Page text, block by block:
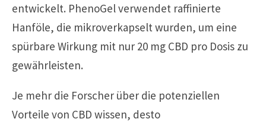
entwickelt. PhenoGel verwendet raffinierte
Hanföle, die mikroverkapselt wurden, um eine
spürbare Wirkung mit nur 20 mg CBD pro Dosis zu
gewährleisten.
Je mehr die Forscher über die potenziellen
Vorteile von CBD wissen, desto